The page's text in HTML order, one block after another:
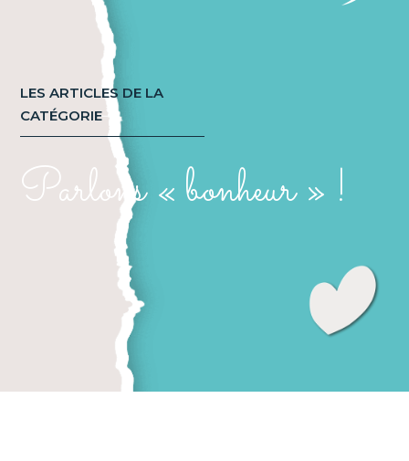
LES ARTICLES DE LA
CATÉGORIE
Parlons « bonheur » !